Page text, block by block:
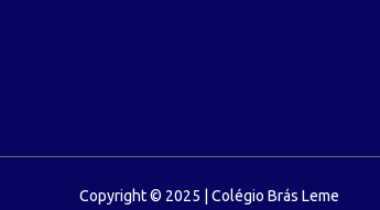
Copyright © 2025 | Colégio Brás Leme